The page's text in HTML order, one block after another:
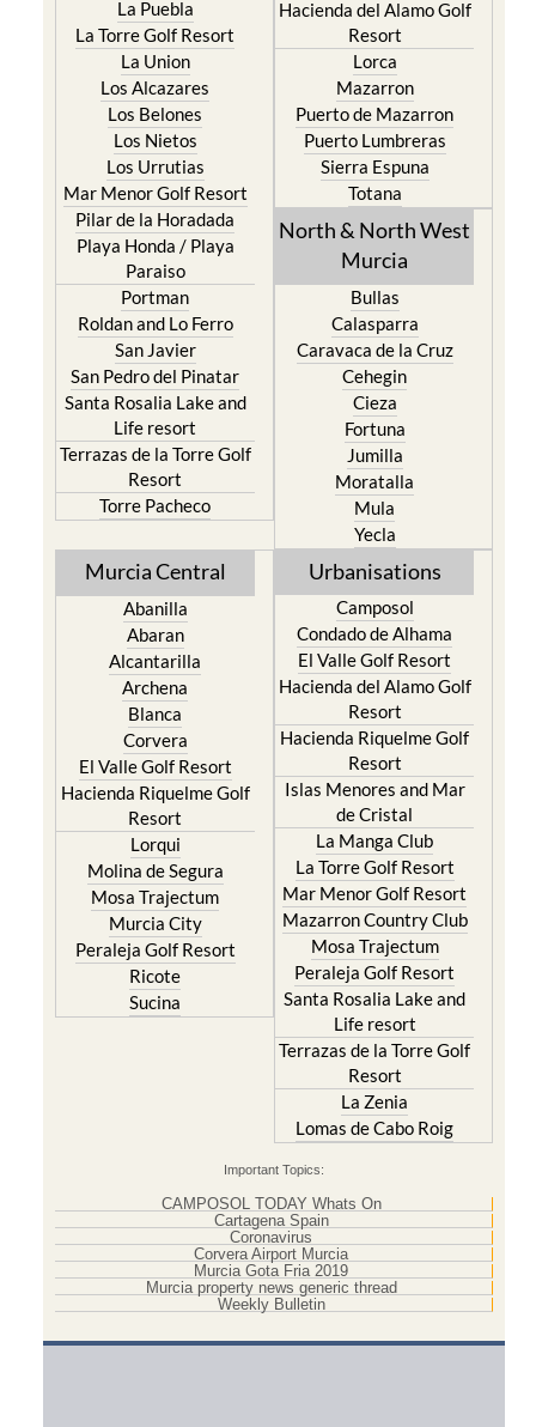
La Puebla
La Torre Golf Resort
La Union
Los Alcazares
Los Belones
Los Nietos
Los Urrutias
Mar Menor Golf Resort
Pilar de la Horadada
Playa Honda / Playa
Paraiso
Portman
Roldan and Lo Ferro
San Javier
San Pedro del Pinatar
Santa Rosalia Lake and
Life resort
Terrazas de la Torre Golf
Resort
Torre Pacheco
Hacienda del Alamo Golf
Resort
Lorca
Mazarron
Puerto de Mazarron
Puerto Lumbreras
Sierra Espuna
Totana
North & North West
Murcia
Bullas
Calasparra
Caravaca de la Cruz
Cehegin
Cieza
Fortuna
Jumilla
Moratalla
Mula
Yecla
Murcia Central
Abanilla
Abaran
Alcantarilla
Archena
Blanca
Corvera
El Valle Golf Resort
Hacienda Riquelme Golf
Resort
Lorqui
Molina de Segura
Mosa Trajectum
Murcia City
Peraleja Golf Resort
Ricote
Sucina
Urbanisations
Camposol
Condado de Alhama
El Valle Golf Resort
Hacienda del Alamo Golf
Resort
Hacienda Riquelme Golf
Resort
Islas Menores and Mar
de Cristal
La Manga Club
La Torre Golf Resort
Mar Menor Golf Resort
Mazarron Country Club
Mosa Trajectum
Peraleja Golf Resort
Santa Rosalia Lake and
Life resort
Terrazas de la Torre Golf
Resort
La Zenia
Lomas de Cabo Roig
Important Topics:
CAMPOSOL TODAY Whats On
Cartagena Spain
Coronavirus
Corvera Airport Murcia
Murcia Gota Fria 2019
Murcia property news generic thread
Weekly Bulletin